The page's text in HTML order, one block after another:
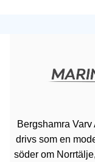
Bergshamra
drivs som en
söder om